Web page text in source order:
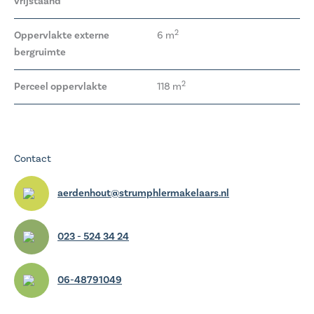
• Centrale locatie, maar toch een rustige straat
• Spouwmuurisolatie voor- en achterzijde
• Uitstekende ligging ten opzichte van de uitvalswegen
Oppervlakte externe
bergruimte
6 m2
Perceel oppervlakte 118 m2
Contact
aerdenhout@strumphlermakelaars.nl
023 - 524 34 24
06-48791049